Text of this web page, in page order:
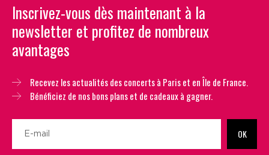
Inscrivez-vous dès maintenant à la
newsletter et profitez de nombreux
avantages
Recevez les actualités des concerts à Paris et en Île de France.
Bénéficiez de nos bons plans et de cadeaux à gagner.
OK